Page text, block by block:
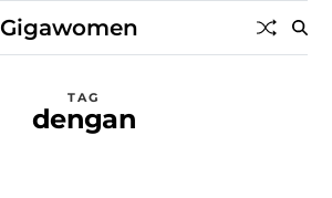
Gigawomen
TAG
dengan